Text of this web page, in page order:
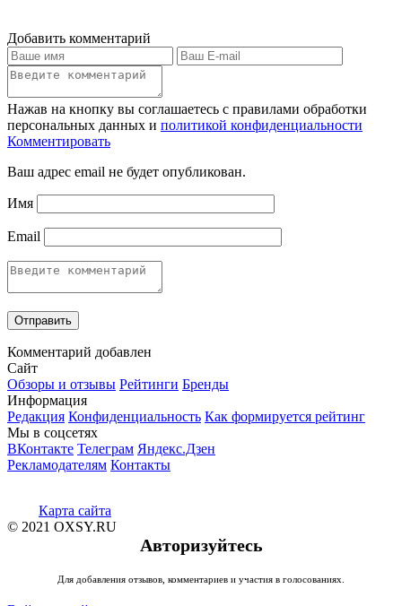
Добавить комментарий
Нажав на кнопку вы соглашаетесь с правилами обработки
персональных данных и политикой конфиденциальности
Комментировать
Ваш адрес email не будет опубликован.
Имя
Email
Комментарий добавлен
Сайт
Обзоры и отзывы Рейтинги Бренды
Информация
Редакция Конфиденциальность Как формируется рейтинг
Мы в соцсетях
ВКонтакте Телеграм Яндекс.Дзен
Рекламодателям Контакты
Карта сайта
© 2021 OXSY.RU
Авторизуйтесь
Для добавления отзывов, комментариев и участия в голосованиях.